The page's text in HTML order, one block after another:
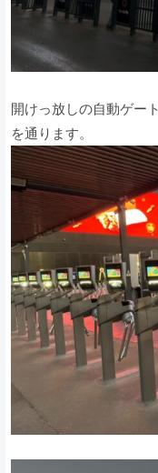
開けっ放しの自動ゲー
を通ります。